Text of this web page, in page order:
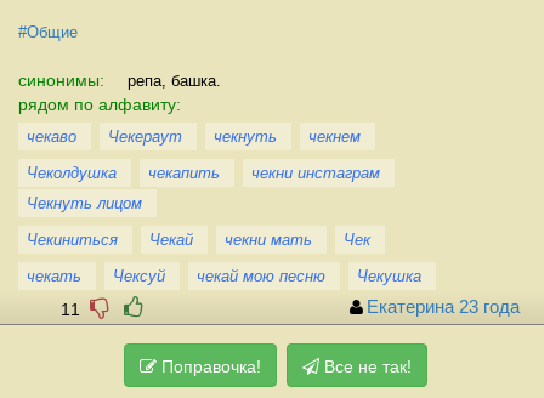
#Общие
синонимы: репа, башка.
рядом по алфавиту:
чекаво Чекераут чекнуть
чекнем
Чеколдушка
чекапить
чекни инстаграм
Чекнуть лицом
Чекиниться
Чекай чекни мать
Чек
чекать
Чексуй чекай мою песню Чекушка
11 Екатерина 23 года
Поправочка! Все не так!